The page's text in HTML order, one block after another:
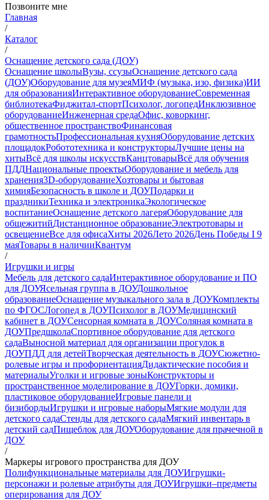
Позвоните мне
Главная
/
Каталог
/
Оснащение детского сада (ДОУ)
Оснащение школыВузы, ссузыОснащение детского сада
(ДОУ)Оборудование для музеяМИФ (музыка, изо, физика)ИИ
для образованияИнтерактивное оборудованиеСовременная
библиотекаФиджитал-спортПсихолог, логопедИнклюзивное
оборудованиеИнженерная средаОфис, коворкинг,
общественное пространствоФинансовая
грамотностьПрофессиональная кухняОборудование детских
площадокРобототехника и конструкторыЛучшие цены на
хитыВсё для школы искусствКанцтоварыВсё для обучения
ПДДНациональные проектыОборудование и мебель для
хранения3D-оборудованиеХозтовары и бытовая
химияБезопасность в школе и ДОУПодарки и
праздникиТехника и электроникаЭкологическое
воспитаниеОснащение детского лагеряОборудование для
общежитийДистанционное образованиеЭлектротовары и
освещениеВсе для офисаХиты 2026Лето 2026День Победы I 9
маяТовары в наличииКвантум
/
Игрушки и игры
Мебель для детского садаИнтерактивное оборудование и ПО
для ДОУЯсельная группа в ДОУДошкольное
образованиеОснащение музыкального зала в ДОУКомплекты
по ФГОСЛогопед в ДОУПсихолог в ДОУМедицинский
кабинет в ДОУСенсорная комната в ДОУСоляная комната в
ДОУПредшколаСпортивное оборудование для детского
садаВыносной материал для организации прогулок в
ДОУПДД для детейТворческая деятельность в ДОУСюжетно-
ролевые игры и профориентацияДидактические пособия и
материалыУголки и игровые зоныКонструкторы и
пространственное моделирование в ДОУГорки, домики,
пластиковое оборудованиеИгровые панели и
бизибордыИгрушки и игровые наборыМягкие модули для
детского садаСтенды для детского садаМягкий инвентарь в
детский садПищеблок для ДОУОборудование для прачечной в
ДОУ
/
Маркеры игрового пространства для ДОУ
Полифункциональные материалы для ДОУИгрушки-
персонажи и ролевые атрибуты для ДОУИгрушки–предметы
оперирования для ДОУ